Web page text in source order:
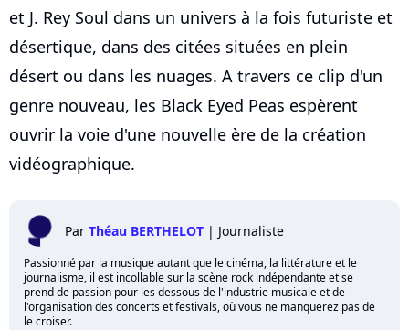
et J. Rey Soul dans un univers à la fois futuriste et
désertique, dans des citées situées en plein
désert ou dans les nuages. A travers ce clip d'un
genre nouveau, les Black Eyed Peas espèrent
ouvrir la voie d'une nouvelle ère de la création
vidéographique.
Par Théau BERTHELOT | Journaliste
Passionné par la musique autant que le cinéma, la littérature et le
journalisme, il est incollable sur la scène rock indépendante et se
prend de passion pour les dessous de l'industrie musicale et de
l'organisation des concerts et festivals, où vous ne manquerez pas de
le croiser.